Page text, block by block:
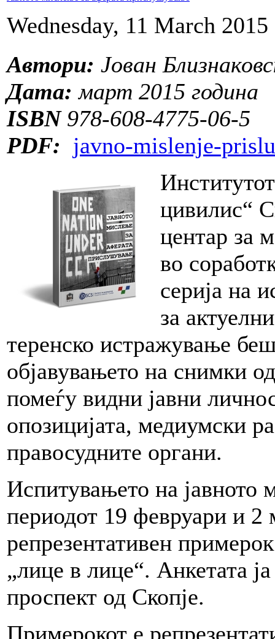
Wednesday, 11 March
Автори: Јован
Дата: март 2015 година
ISBN978-608-4775-06-5
PDF: javno-mislenje-
цивилис“
центар за
во
серија на
за
теренско истражување
објавувањето на снимки
помеѓу видни јавни
опозицијата, медиумски
правосудните органи.
Испитувањето на јавното
периодот 19 февруари и 2
репрезентативен
„лице в лице“. Анкетата
проспект од Скопје.
Примерокот е